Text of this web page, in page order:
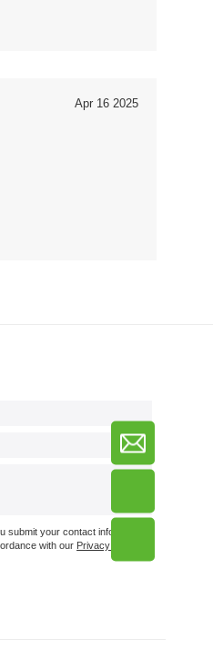
Apr 16 2025
submit your contact information,
with our Privacy Policy.